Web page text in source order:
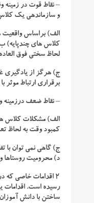
– نقاط قوت در
و سازماندهی یک
الف) براساس
کلاس های چندپایه)
لحاظ سختی فوق
ج) هرگز از یادگیری
برقراری ارتباط موثر
– نقاط ضعف درزمینه
الف) مشکلات کلاس
کمبود وقت به لحاظ
ج) گاهی نمی توان
د) محرومیت روستاها
۲ اقدامات خاصی
رسیده است. اقدامات
ساختن با دانش